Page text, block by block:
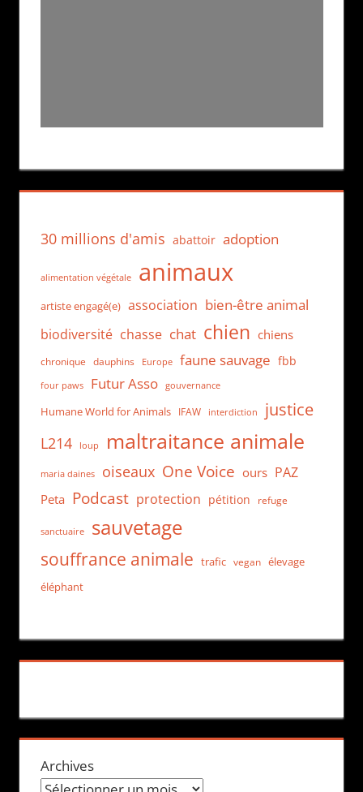
30 millions d'amis abattoir adoption
alimentation végétale animaux
artiste engagé(e) association bien-être animal
biodiversité chasse chat chien chiens
chronique dauphins Europe faune sauvage fbb
four paws Futur Asso gouvernance
Humane World for Animals IFAW interdiction justice
L214 loup maltraitance animale
maria daines oiseaux One Voice ours PAZ
Peta Podcast protection pétition refuge
sanctuaire sauvetage
souffrance animale trafic vegan
élevage
éléphant
Archives